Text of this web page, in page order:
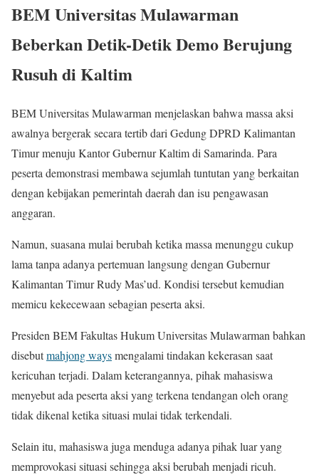
BEM Universitas Mulawarman
Beberkan Detik-Detik Demo Berujung
Rusuh di Kaltim
BEM Universitas Mulawarman menjelaskan bahwa massa aksi
awalnya bergerak secara tertib dari Gedung DPRD Kalimantan
Timur menuju Kantor Gubernur Kaltim di Samarinda. Para
peserta demonstrasi membawa sejumlah tuntutan yang berkaitan
dengan kebijakan pemerintah daerah dan isu pengawasan
anggaran.
Namun, suasana mulai berubah ketika massa menunggu cukup
lama tanpa adanya pertemuan langsung dengan Gubernur
Kalimantan Timur Rudy Mas’ud. Kondisi tersebut kemudian
memicu kekecewaan sebagian peserta aksi.
Presiden BEM Fakultas Hukum Universitas Mulawarman bahkan
disebutmahjong waysmengalami tindakan kekerasan saat
kericuhan terjadi. Dalam keterangannya, pihak mahasiswa
menyebut ada peserta aksi yang terkena tendangan oleh orang
tidak dikenal ketika situasi mulai tidak terkendali.
Selain itu, mahasiswa juga menduga adanya pihak luar yang
memprovokasi situasi sehingga aksi berubah menjadi ricuh.